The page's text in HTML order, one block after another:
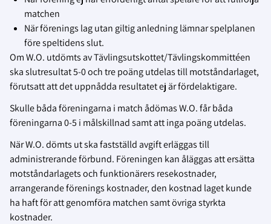
matchen
När förenings lag utan giltig anledning lämnar spelplanen
före speltidens slut.
Om W.O. utdömts av Tävlingsutskottet/Tävlingskommittéen
ska slutresultat 5-0 och tre poäng utdelas till motståndarlaget,
förutsatt att det uppnådda resultatet ej är fördelaktigare.
Skulle båda föreningarna i match ådömas W.O. får båda
föreningarna 0-5 i målskillnad samt att inga poäng utdelas.
När W.O. dömts ut ska fastställd avgift erläggas till
administrerande förbund. Föreningen kan åläggas att ersätta
motståndarlagets och funktionärers resekostnader,
arrangerande förenings kostnader, den kostnad laget kunde
ha haft för att genomföra matchen samt övriga styrkta
kostnader.